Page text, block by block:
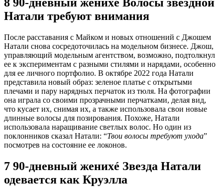
8 90-дневный женихé Волосы звездной
Натали требуют внимания
После расставания с Майком и новых отношений с Джошем
Натали снова сосредоточилась на модельном бизнесе. Джош,
управляющий модельным агентством, возможно, подтолкнул
ее к экспериментам с разными стилями и нарядами, особенно
для ее личного портфолио. В октябре 2022 года Натали
представила новый образ: зеленое платье с открытыми
плечами и пару нарядных перчаток из тюля. На фотографии
она играла со своими прозрачными перчатками, делая вид,
что кусает их, снимая их, а также использовала свои новые
длинные волосы для позирования. Похоже, Натали
использовала наращивание светлых волос. Но один из
поклонников сказал Натали: “Твои волосы требуют ухода”
посмотрев на состояние ее локонов.
7 90-дневный женихé Звезда Натали
одевается как Круэлла